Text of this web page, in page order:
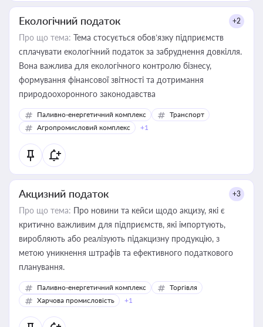
Екологічний податок +2
Про що тема: Тема стосується обов’язку підприємств
сплачувати екологічний податок за забруднення довкілля.
Вона важлива для екологічного контролю бізнесу,
формування фінансової звітності та дотримання
природоохоронного законодавства
Паливно-енергетичний комплекс
Транспорт
Агропромисловий комплекс
+1
Акцизний податок +3
Про що тема: Про новини та кейси щодо акцизу, які є
критично важливим для підприємств, які імпортують,
виробляють або реалізують підакцизну продукцію, з
метою уникнення штрафів та ефективного податкового
планування.
Паливно-енергетичний комплекс
Торгівля
Харчова промисловість
+1